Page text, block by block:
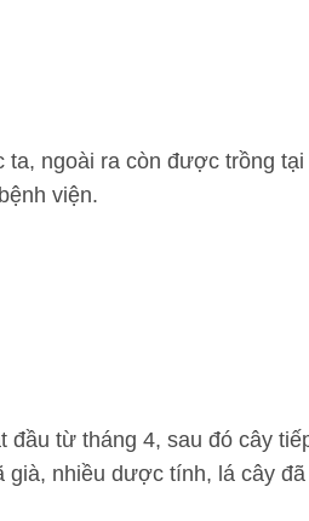
ngoài ra còn được trồng
viện.
từ tháng 4, sau đó cây
nhiều dược tính, lá cây